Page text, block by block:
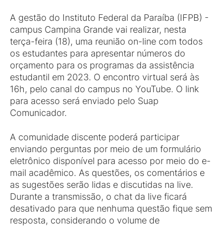
A gestão do Instituto Federal da Paraíba (IFPB) -
campus Campina Grande vai realizar, nesta
terça-feira (18), uma reunião on-line com todos
os estudantes para apresentar números do
orçamento para os programas da assistência
estudantil em 2023. O encontro virtual será às
16h, pelo canal do campus no YouTube. O link
para acesso será enviado pelo Suap
Comunicador.
A comunidade discente poderá participar
enviando perguntas por meio de um formulário
eletrônico disponível para acesso por meio do e-
mail acadêmico. As questões, os comentários e
as sugestões serão lidas e discutidas na live.
Durante a transmissão, o chat da live ficará
desativado para que nenhuma questão fique sem
resposta, considerando o volume de